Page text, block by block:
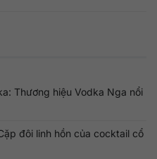
Thương hiệu Vodka Nga nổi
đôi linh hồn của cocktail cổ